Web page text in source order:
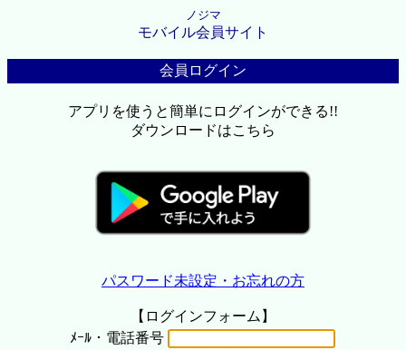
ノジマ
モバイル会員サイト
会員ログイン
アプリを使うと簡単にログインができる!!
ダウンロードはこちら
パスワード未設定・お忘れの方
【ログインフォーム】
ﾒｰﾙ・電話番号